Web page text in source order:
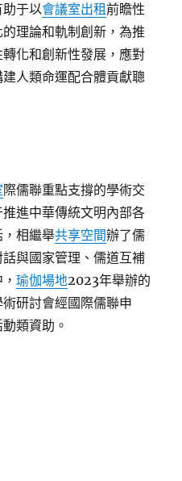
助于以會議室出租前瞻性
理論和軌制創新，為推
化和創新性發展，應對
建人類命運配合體貢獻聰
際儒聯重點支撐的學術交
進中華傳統文明內部各
相繼舉共享空間辦了儒
與國家管理、儒道互補
，瑜伽場地2023年舉辦的
研討會經國際儒聯申
類資助。